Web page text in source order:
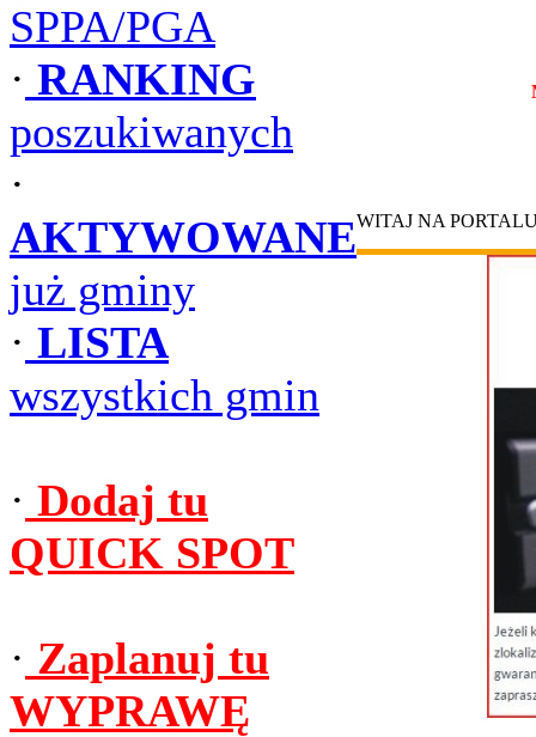
SPPA/PGA
· RANKING
poszukiwanych
·
AKTYWOWANE
już gminy
· LISTA
wszystkich gmin
· Dodaj tu
QUICK SPOT
· Zaplanuj tu
WYPRAWĘ
WITAJ NA